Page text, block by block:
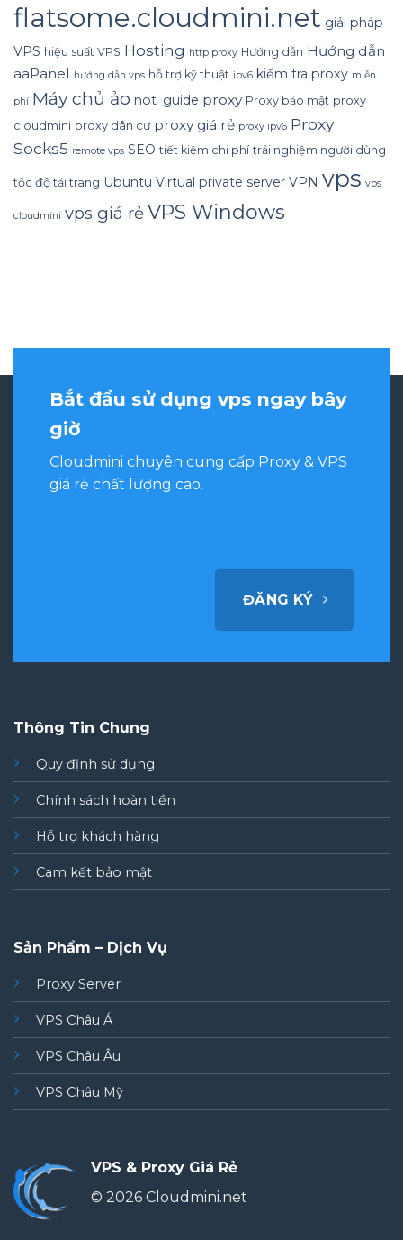
flatsome.cloudmini.net giải pháp
VPS hiệu suất VPS Hosting http proxy Hướng dẫn Hướng dẫn
aaPanel hướng dẫn vps hỗ trợ kỹ thuật ipv6 kiểm tra proxy miễn
phí Máy chủ ảo not_guide proxy Proxy bảo mật proxy
cloudmini proxy dân cư proxy giá rẻ proxy ipv6 Proxy
Socks5 remote vps SEO tiết kiệm chi phí trải nghiệm người dùng
tốc độ tải trang Ubuntu Virtual private server VPN vps vps
cloudmini vps giá rẻVPS Windows
Bắt đầu sử dụng vps ngay bây
giờ
Cloudmini chuyên cung cấp Proxy & VPS
giá rẻ chất lượng cao.
ĐĂNG KÝ
Thông Tin Chung
Quy định sử dụng
Chính sách hoàn tiền
Hỗ trợ khách hàng
Cam kết bảo mật
Sản Phẩm – Dịch Vụ
Proxy Server
VPS Châu Á
VPS Châu Âu
VPS Châu Mỹ
VPS & Proxy Giá Rẻ
© 2026 Cloudmini.net